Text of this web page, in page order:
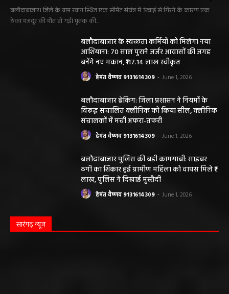
बलौदाबाजार। जिले के ग्राम रवान स्थित एक सीमेंट संयंत्र में ऊंचाई से गिरने के कारण एक
ठेका मजदूर की मौत हो गई। मृतक की...
बलौदाबाजार के स्वच्छता कर्मियों को मिलेगा नया
आशियाना: 70 साल पुराने जर्जर आवासों की जगह
बनेंगे नए मकान, ₹117.14 लाख स्वीकृत
हेमंत वैष्णव 9131614309 - June 1, 2026
बलौदाबाजार ब्रेकिंग: जिला प्रशासन ने नियमों के
विरुद्ध संचालित क्लीनिक को किया सील, क्लीनिक
संचालकों में मची अफरा-तफरी
हेमंत वैष्णव 9131614309 - June 1, 2026
बलौदाबाजार पुलिस की बड़ी कामयाबी: साइबर
ठगी का शिकार हुई ग्रामीण महिला को वापस मिले ₹1
लाख, पुलिस ने दिखाई मुस्तैदी
हेमंत वैष्णव 9131614309 - June 1, 2026
सारंगढ़ न्यूज़